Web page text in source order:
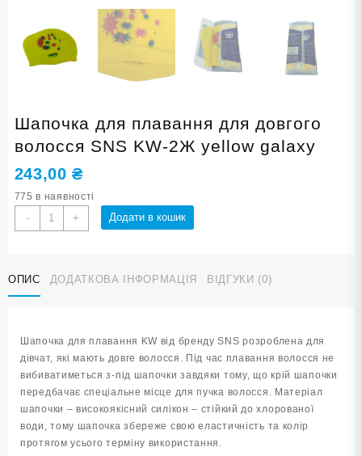
Шапочка для плавання для довгого
волосся SNS KW-2Ж yellow galaxy
243,00₴
775 в наявності
-
Шапочка
для
довгого
волосся
yellow
кількість
+ Додати в кошик
ОПИС ДОДАТКОВА ІНФОРМАЦІЯ ВІДГУКИ (0)
Шапочка для плавання KW від бренду SNS розроблена для
дівчат, які мають довге волосся. Під час плавання волосся не
вибиватиметься з-під шапочки завдяки тому, що крій шапочки
передбачає спеціальне місце для пучка волосся. Матеріал
шапочки – високоякісний силікон – стійкий до хлорованої
води, тому шапочка збереже свою еластичність та колір
протягом усього терміну використання.